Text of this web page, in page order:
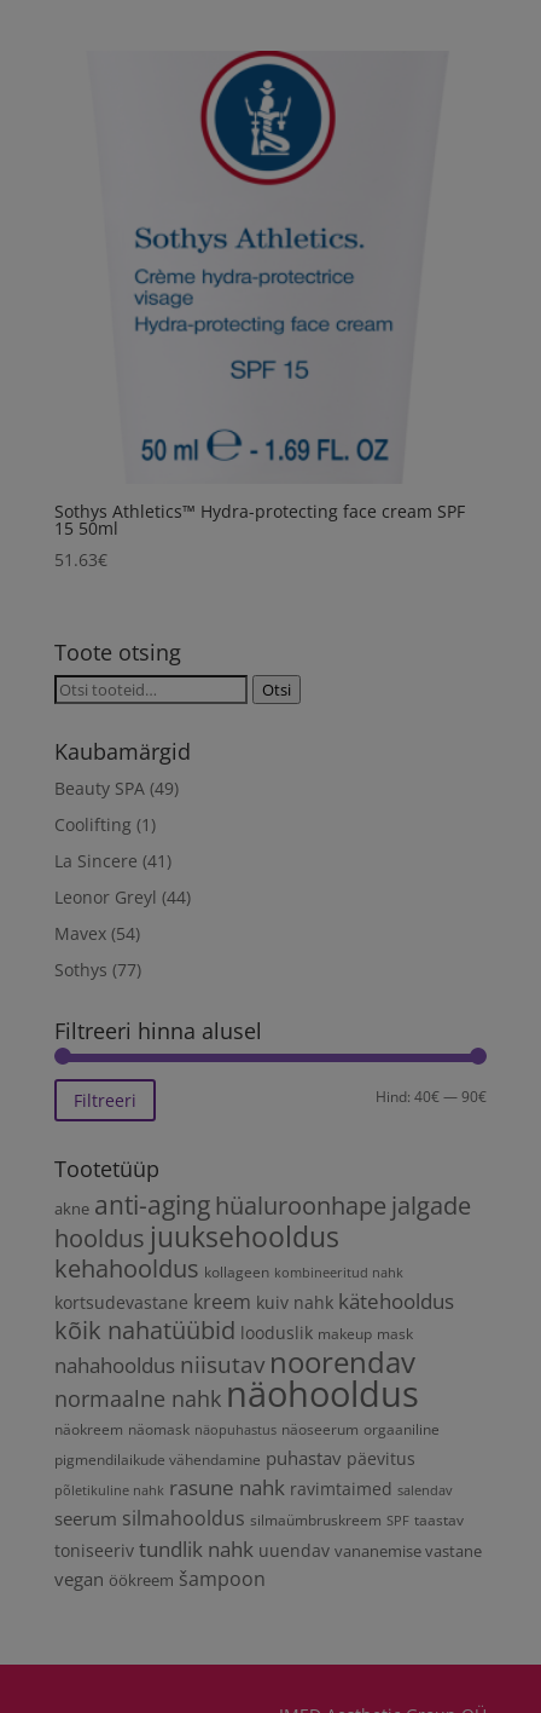
Sothys Athletics™ Hydra-protecting face cream SPF
15 50ml
51.63€
Toote otsing
Otsi: Otsi
Kaubamärgid
Beauty SPA (49)
Coolifting (1)
La Sincere (41)
Leonor Greyl (44)
Mavex (54)
Sothys (77)
Filtreeri hinna alusel
Filtreeri Hind:40€—90€
Tootetüüp
akne anti-aging hüaluroonhape jalgade
hooldus juuksehooldus
kehahooldus kollageen kombineeritud nahk
kortsudevastane kreem kuiv nahk kätehooldus
kõik nahatüübid looduslik makeup mask
nahahooldus niisutav noorendav
normaalne nahk näohooldus
näokreem näomask näopuhastus näoseerum orgaaniline
pigmendilaikude vähendamine puhastav päevitus
põletikuline nahk rasune nahk ravimtaimed salendav
seerum silmahooldus silmaümbruskreem SPF taastav
toniseeriv tundlik nahk uuendav vananemise vastane
vegan öökreem šampoon